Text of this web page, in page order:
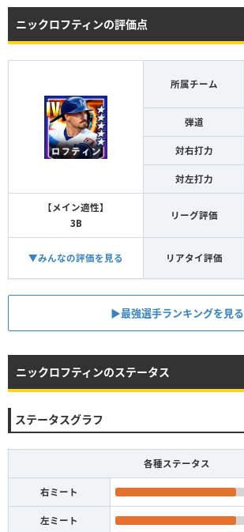
ニックロフティンの評価点
所属チーム
弾道
対右打力
対左打力
【メイン適性】
3B
リーグ評価
▼みんなの評価を見る リアタイ評価
▶︎最強選手ランキングを見る
ニックロフティンのステータス
ステータスグラフ
各種ステータス
右ミート
左ミート